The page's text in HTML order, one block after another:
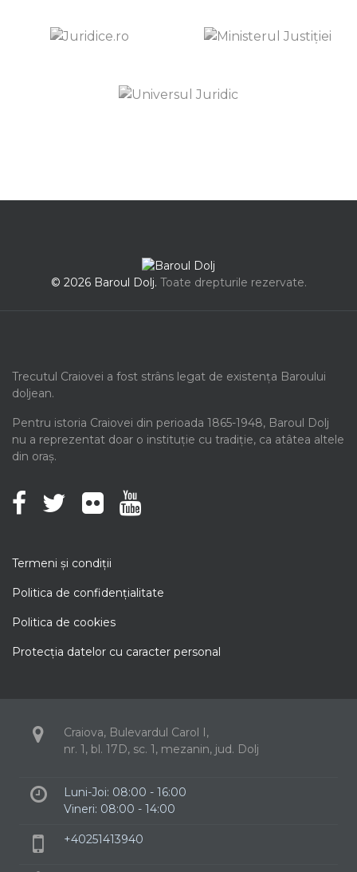
© 2026 Baroul Dolj. Toate drepturile rezervate.
Trecutul Craiovei a fost strâns legat de existența Baroului
doljean.
Pentru istoria Craiovei din perioada 1865-1948, Baroul Dolj
nu a reprezentat doar o instituție cu tradiție, ca atâtea altele
din oraș.
Termeni şi condiţii
Politica de confidenţialitate
Politica de cookies
Protecţia datelor cu caracter personal
Craiova, Bulevardul Carol I,
nr. 1, bl. 17D, sc. 1, mezanin, jud. Dolj
Luni-Joi: 08:00 - 16:00
Vineri: 08:00 - 14:00
+40251413940